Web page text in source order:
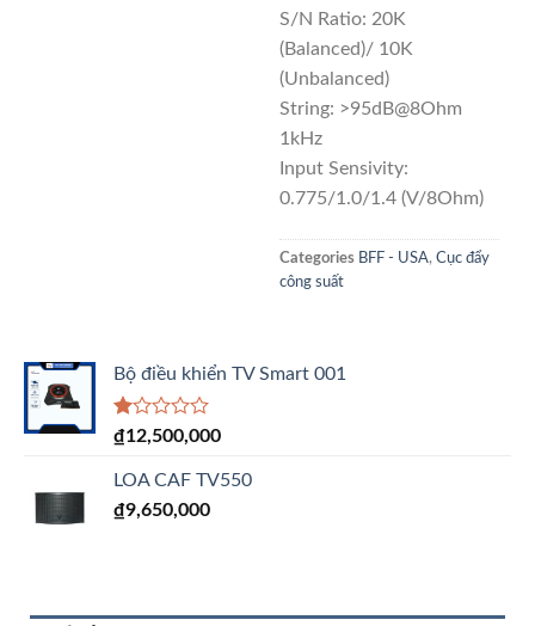
S/N Ratio: 20K
(Balanced)/ 10K
(Unbalanced)
String: >95dB@8Ohm
1kHz
Input Sensivity:
0.775/1.0/1.4 (V/8Ohm)
Categories BFF - USA, Cục đẩy
công suất
Bộ điều khiển TV Smart 001
Được
hạng
1.00
5
₫12,500,000
LOA CAF TV550
₫9,650,000